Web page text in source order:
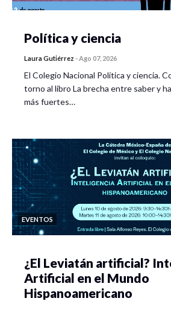
Política y ciencia
Laura Gutiérrez -Ago 07, 2026
El Colegio Nacional Política y ciencia.
torno al libro La brecha entre saber y
más fuertes…
EVENTOS
¿El Leviatán artificial?
Artificial en el Mundo
Hispanoamericano